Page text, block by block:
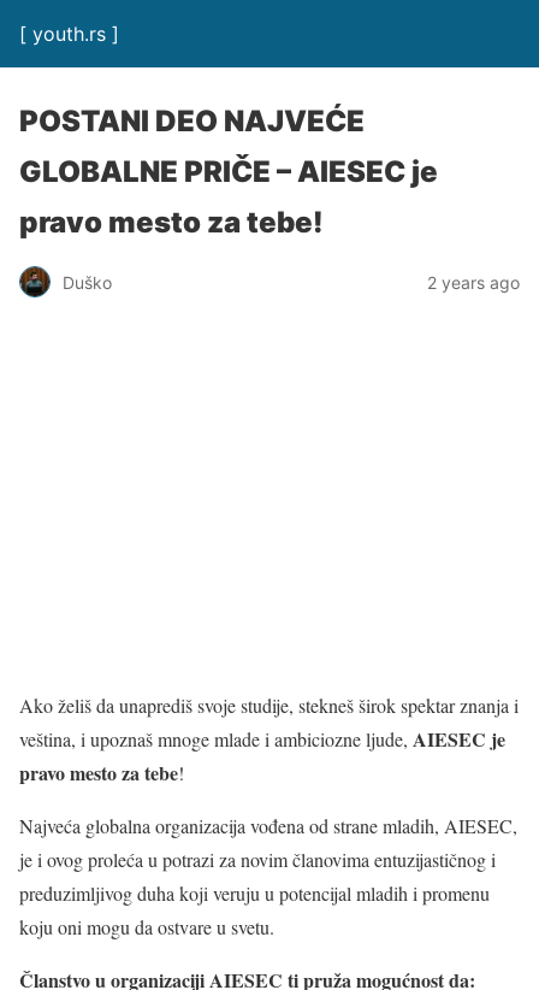
[ youth.rs ]
POSTANI DEO NAJVEĆE
GLOBALNE PRIČE – AIESEC je
pravo mesto za tebe!
Duško 2 years ago
Ako želiš da unaprediš svoje studije, stekneš širok spektar znanja i
veština, i upoznaš mnoge mlade i ambiciozne ljude, AIESEC je
pravo mesto za tebe!
Najveća globalna organizacija vođena od strane mladih, AIESEC,
je i ovog proleća u potrazi za novim članovima entuzijastičnog i
preduzimljivog duha koji veruju u potencijal mladih i promenu
koju oni mogu da ostvare u svetu.
Članstvo u organizaciji AIESEC ti pruža mogućnost da: